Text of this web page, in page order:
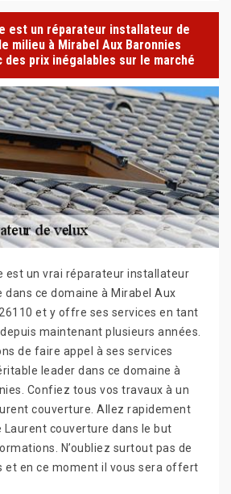
est un réparateur installateur de
milieu à Mirabel Aux Baronnies
des prix inégalables sur le marché
est un vrai réparateur installateur
dans ce domaine à Mirabel Aux
et y offre ses services en tant
maintenant plusieurs années.
de faire appel à ses services
leader dans ce domaine à
Confiez tous vos travaux à un
couverture. Allez rapidement
Laurent couverture dans le but
N’oubliez surtout pas de
et en ce moment il vous sera offert